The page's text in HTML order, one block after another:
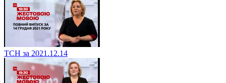
ТСН за 2021.12.14